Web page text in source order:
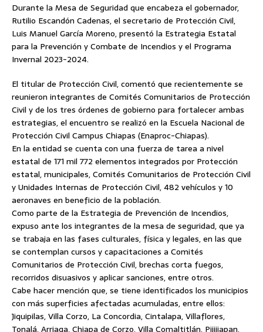
Durante la Mesa de Seguridad que encabeza el gobernador,
Rutilio Escandón Cadenas, el secretario de Protección Civil,
Luis Manuel García Moreno, presentó la Estrategia Estatal
para la Prevención y Combate de Incendios y el Programa
Invernal 2023-2024.
El titular de Protección Civil, comentó que recientemente se
reunieron integrantes de Comités Comunitarios de Protección
Civil y de los tres órdenes de gobierno para fortalecer ambas
estrategias, el encuentro se realizó en la Escuela Nacional de
Protección Civil Campus Chiapas (Enaproc-Chiapas).
En la entidad se cuenta con una fuerza de tarea a nivel
estatal de 171 mil 772 elementos integrados por Protección
estatal, municipales, Comités Comunitarios de Protección Civil
y Unidades Internas de Protección Civil, 482 vehículos y 10
aeronaves en beneficio de la población.
Como parte de la Estrategia de Prevención de Incendios,
expuso ante los integrantes de la mesa de seguridad, que ya
se trabaja en las fases culturales, física y legales, en las que
se contemplan cursos y capacitaciones a Comités
Comunitarios de Protección Civil, brechas corta fuegos,
recorridos disuasivos y aplicar sanciones, entre otros.
Cabe hacer mención que, se tiene identificados los municipios
con más superficies afectadas acumuladas, entre ellos:
Jiquipilas, Villa Corzo, La Concordia, Cintalapa, Villaflores,
Tonalá, Arriaga, Chiapa de Corzo, Villa Comaltitlán, Pijijiapan,